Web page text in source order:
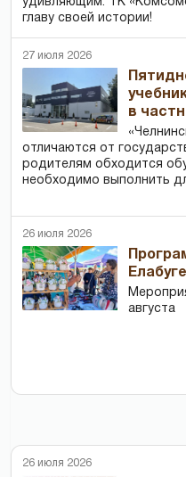
главу своей истории!
27 июля 2026
в
отличаются от
родителям обходится
необходимо выполнить
26 июля 2026
Елабуге
августа
26 июля 2026